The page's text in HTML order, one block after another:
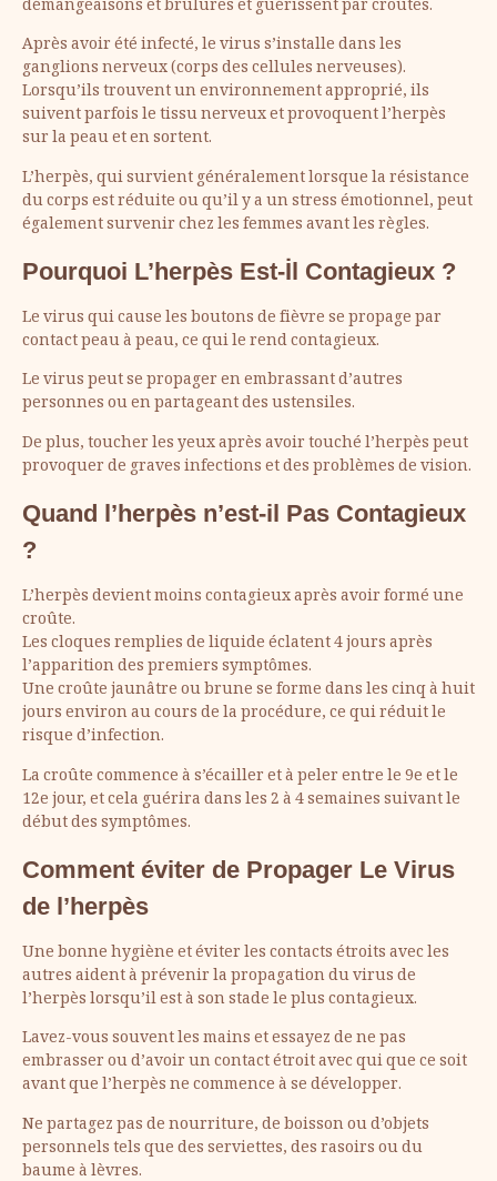
démangeaisons et brûlures et guérissent par croûtes.
Après avoir été infecté, le virus s’installe dans les
ganglions nerveux (corps des cellules nerveuses).
Lorsqu’ils trouvent un environnement approprié, ils
suivent parfois le tissu nerveux et provoquent l’herpès
sur la peau et en sortent.
L’herpès, qui survient généralement lorsque la résistance
du corps est réduite ou qu’il y a un stress émotionnel, peut
également survenir chez les femmes avant les règles.
Pourquoi L’herpès Est-İl Contagieux ?
Le virus qui cause les boutons de fièvre se propage par
contact peau à peau, ce qui le rend contagieux.
Le virus peut se propager en embrassant d’autres
personnes ou en partageant des ustensiles.
De plus, toucher les yeux après avoir touché l’herpès peut
provoquer de graves infections et des problèmes de vision.
Quand l’herpès n’est-il Pas Contagieux
?
L’herpès devient moins contagieux après avoir formé une
croûte.
Les cloques remplies de liquide éclatent 4 jours après
l’apparition des premiers symptômes.
Une croûte jaunâtre ou brune se forme dans les cinq à huit
jours environ au cours de la procédure, ce qui réduit le
risque d’infection.
La croûte commence à s’écailler et à peler entre le 9e et le
12e jour, et cela guérira dans les 2 à 4 semaines suivant le
début des symptômes.
Comment éviter de Propager Le Virus
de l’herpès
Une bonne hygiène et éviter les contacts étroits avec les
autres aident à prévenir la propagation du virus de
l’herpès lorsqu’il est à son stade le plus contagieux.
Lavez-vous souvent les mains et essayez de ne pas
embrasser ou d’avoir un contact étroit avec qui que ce soit
avant que l’herpès ne commence à se développer.
Ne partagez pas de nourriture, de boisson ou d’objets
personnels tels que des serviettes, des rasoirs ou du
baume à lèvres.